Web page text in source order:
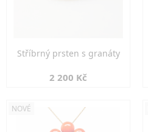
Stříbrný prsten s granáty
2 200 Kč
NOVÉ